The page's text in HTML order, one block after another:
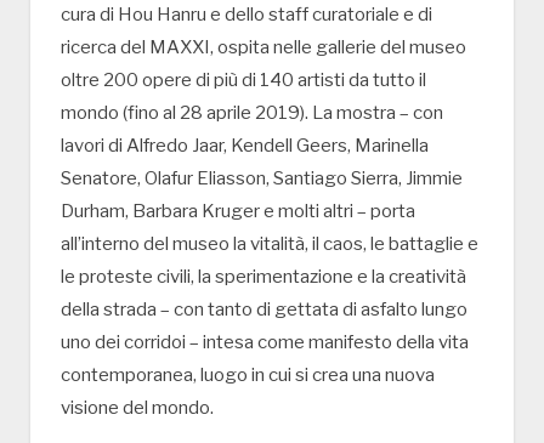
cura di Hou Hanru e dello staff curatoriale e di
ricerca del MAXXI, ospita nelle gallerie del museo
oltre 200 opere di più di 140 artisti da tutto il
mondo (fino al 28 aprile 2019). La mostra – con
lavori di Alfredo Jaar, Kendell Geers, Marinella
Senatore, Olafur Eliasson, Santiago Sierra, Jimmie
Durham, Barbara Kruger e molti altri – porta
all’interno del museo la vitalità, il caos, le battaglie e
le proteste civili, la sperimentazione e la creatività
della strada – con tanto di gettata di asfalto lungo
uno dei corridoi – intesa come manifesto della vita
contemporanea, luogo in cui si crea una nuova
visione del mondo.